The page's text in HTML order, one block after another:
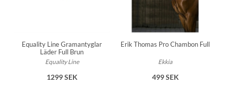
Equality Line Gramantyglar
Läder Full Brun
Equality Line
1299 SEK
Erik Thomas Pro Chambon Full
Ekkia
499 SEK